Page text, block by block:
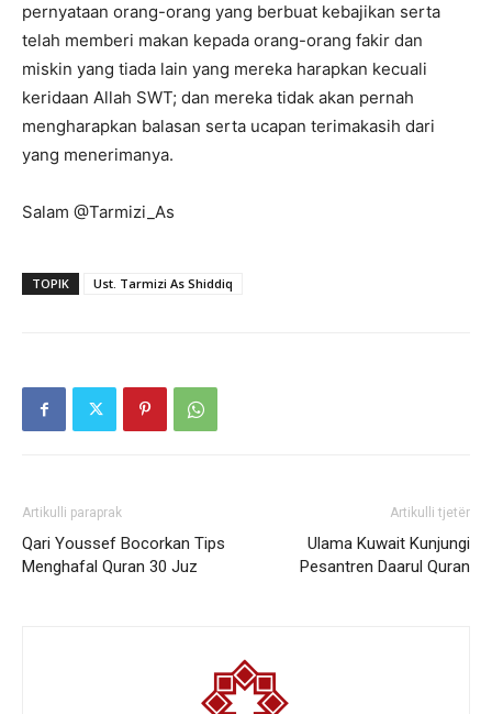
pernyataan orang-orang yang berbuat kebajikan serta
telah memberi makan kepada orang-orang fakir dan
miskin yang tiada lain yang mereka harapkan kecuali
keridaan Allah SWT; dan mereka tidak akan pernah
mengharapkan balasan serta ucapan terimakasih dari
yang menerimanya.
Salam @Tarmizi_As
TOPIK Ust. Tarmizi As Shiddiq
Artikulli paraprak
Qari Youssef Bocorkan Tips
Menghafal Quran 30 Juz
Artikulli tjetër
Ulama Kuwait Kunjungi
Pesantren Daarul Quran